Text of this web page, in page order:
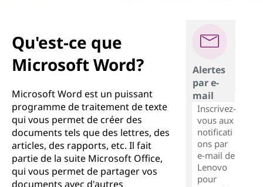
Qu'est-ce que
Microsoft Word?
Microsoft Word est un puissant
programme de traitement de texte
qui vous permet de créer des
documents tels que des lettres, des
articles, des rapports, etc. Il fait
partie de la suite Microsoft Office,
qui vous permet de partager vos
documents avec d'autres
Alertes
par e-
mail
Inscrivez-
vous aux
notificati
ons par
e-mail de
Lenovo
pour